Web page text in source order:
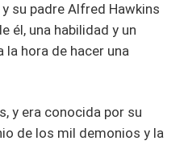
su padre Alfred Hawkins
él, una habilidad y un
hora de hacer una
y era conocida por su
de los mil demonios y la